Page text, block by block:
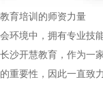
育培训的师资力量
环境中，拥有专业技
沙开慧教育，作为一
重要性，因此一直致